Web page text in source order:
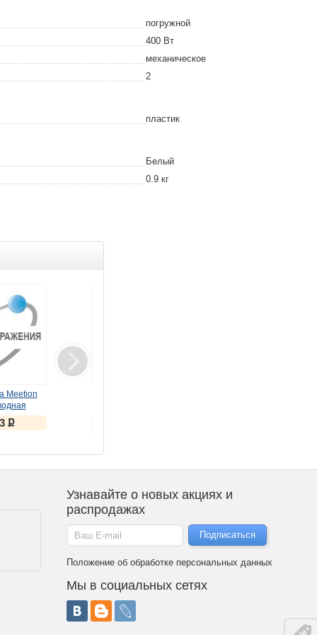
погружной
400 Вт
механическое
2
пластик
Белый
0.9 кг
Meetion
WK310
ք
Узнавайте о новых акциях и
распродажах
Положение об обработке персональных данных
Мы в социальных сетях